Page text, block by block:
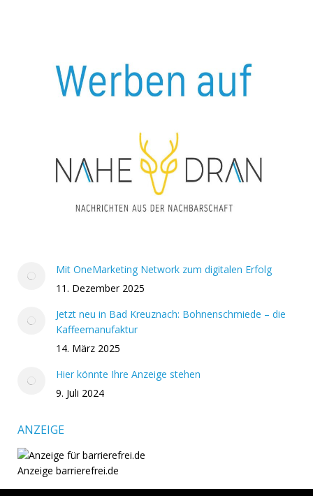
Mit OneMarketing Network zum digitalen Erfolg
11. Dezember 2025
Jetzt neu in Bad Kreuznach: Bohnenschmiede – die
Kaffeemanufaktur
14. März 2025
Hier könnte Ihre Anzeige stehen
9. Juli 2024
ANZEIGE
Anzeige barrierefrei.de